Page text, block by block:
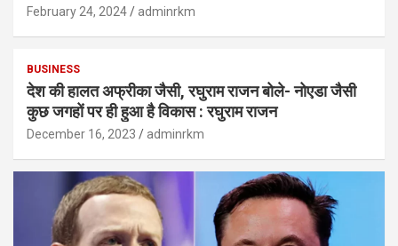
February 24, 2024 adminrkm
BUSINESS
देश की हालत अफ्रीका जैसी, रघुराम राजन बोले- नोएडा जैसी
कुछ जगहों पर ही हुआ है विकास : रघुराम राजन
December 16, 2023 adminrkm